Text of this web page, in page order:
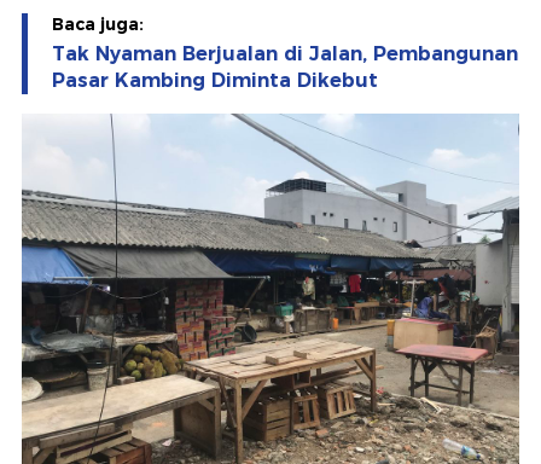
Baca juga:
Tak Nyaman Berjualan di Jalan, Pembangunan
Pasar Kambing Diminta Dikebut